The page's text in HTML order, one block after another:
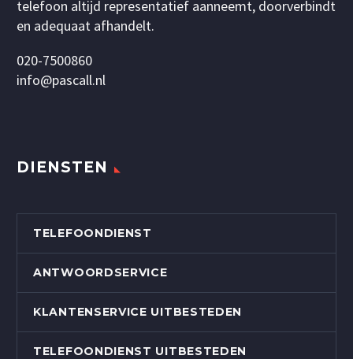
telefoon altijd representatief aanneemt, doorverbindt
en adequaat afhandelt.
020-7500860
info@pascall.nl
DIENSTEN
TELEFOONDIENST
ANTWOORDSERVICE
KLANTENSERVICE UITBESTEDEN
TELEFOONDIENST UITBESTEDEN